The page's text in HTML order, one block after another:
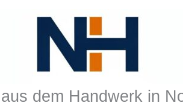
dem Handwerk in